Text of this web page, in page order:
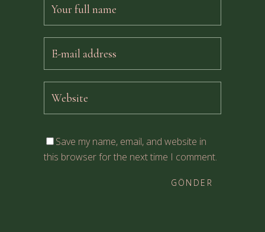
Save my name, email, and website in
this browser for the next time I comment.